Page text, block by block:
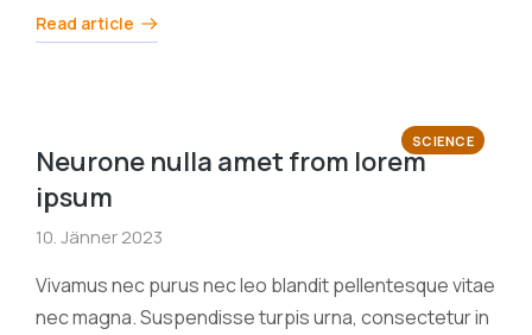
Read article
SCIENCE
Neurone nulla amet from lorem
ipsum
10. Jänner 2023
Vivamus nec purus nec leo blandit pellentesque vitae
nec magna. Suspendisse turpis urna, consectetur in